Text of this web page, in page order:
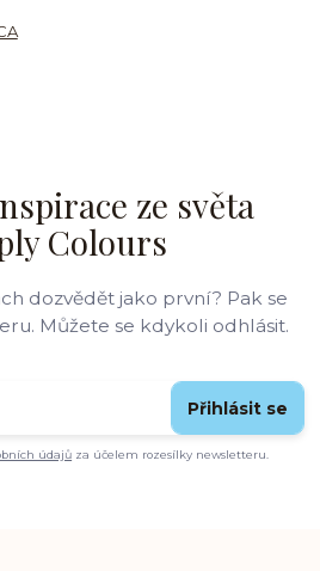
ze světa
Colours
dozvědět jako první? Pak se
Můžete se kdykoli odhlásit.
Přihlásit se
údajů za účelem rozesílky newsletteru.